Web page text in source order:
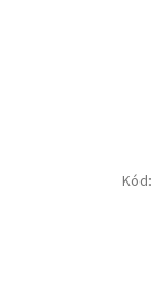
Kód: